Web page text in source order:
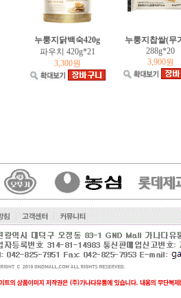
누룽지닭백숙420g
파우치 420g*21
3,300원
누룽지찹쌀(무
288g*20
3,900원